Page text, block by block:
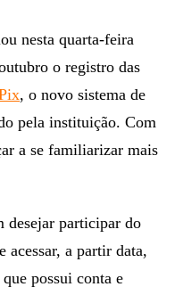
nesta quarta-feira
o registro das
, o novo sistema de
pela instituição. Com
a se familiarizar mais
desejar participar do
acessar, a partir data,
possui conta e